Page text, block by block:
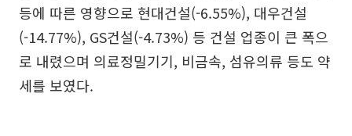
등에 따른 영향으로 현대건설(-6.55%), 대우건설
(-14.77%), GS건설(-4.73%) 등 건설 업종이 큰 폭으
로 내렸으며 의료정밀기기, 비금속, 섬유의류 등도 약
세를 보였다.